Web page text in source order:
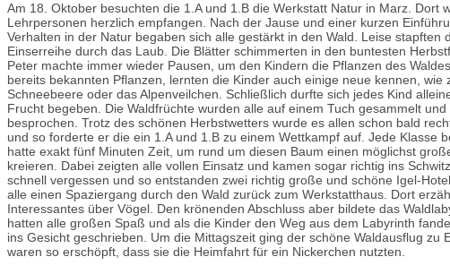
Am 18. Oktober besuchten die 1.A und 1.B die Werkstatt Natur in Marz. Dort
Lehrpersonen herzlich empfangen. Nach der Jause und einer kurzen
Verhalten in der Natur begaben sich alle gestärkt in den Wald. Leise stapften
Einserreihe durch das Laub. Die Blätter schimmerten in den buntesten
Peter machte immer wieder Pausen, um den Kindern die Pflanzen des
bereits bekannten Pflanzen, lernten die Kinder auch einige neue kennen, wie
Schneebeere oder das Alpenveilchen. Schließlich durfte sich jedes Kind
Frucht begeben. Die Waldfrüchte wurden alle auf einem Tuch gesammelt
besprochen. Trotz des schönen Herbstwetters wurde es allen schon bald
und so forderte er die ein 1.A und 1.B zu einem Wettkampf auf. Jede Klasse
hatte exakt fünf Minuten Zeit, um rund um diesen Baum einen möglichst
kreieren. Dabei zeigten alle vollen Einsatz und kamen sogar richtig ins
schnell vergessen und so entstanden zwei richtig große und schöne Igel-
alle einen Spaziergang durch den Wald zurück zum Werkstatthaus. Dort
Interessantes über Vögel. Den krönenden Abschluss aber bildete das
hatten alle großen Spaß und als die Kinder den Weg aus dem Labyrinth
ins Gesicht geschrieben. Um die Mittagszeit ging der schöne Waldausflug zu
waren so erschöpft, dass sie die Heimfahrt für ein Nickerchen nutzten.